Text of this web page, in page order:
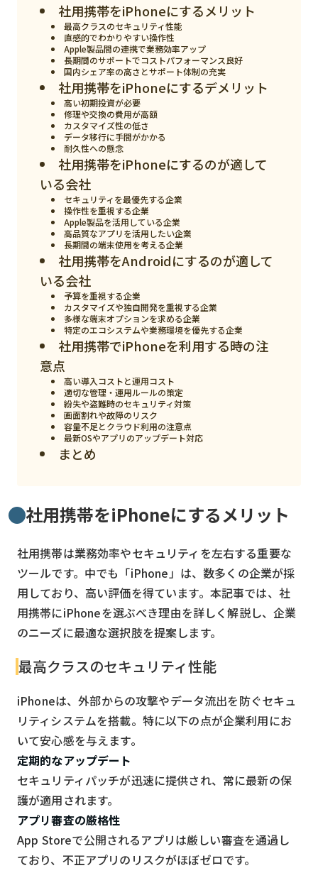
スマート物流
ニュース
デジタルサイネージ
Wi-Fi
おすすめ
リセット
検索する
社用携帯をiPhoneにするメリット
最高クラスのセキュリティ性能
直感的でわかりやすい操作性
Apple製品間の連携で業務効率アップ
長期間のサポートでコストパフォーマンス良好
国内シェア率の高さとサポート体制の充実
社用携帯をiPhoneにするデメリット
高い初期投資が必要
修理や交換の費用が高額
カスタマイズ性の低さ
データ移行に手間がかかる
耐久性への懸念
社用携帯をiPhoneにするのが適して
いる会社
セキュリティを最優先する企業
操作性を重視する企業
Apple製品を活用している企業
高品質なアプリを活用したい企業
長期間の端末使用を考える企業
社用携帯をAndroidにするのが適して
いる会社
予算を重視する企業
カスタマイズや独自開発を重視する企業
多様な端末オプションを求める企業
特定のエコシステムや業務環境を優先する企業
社用携帯でiPhoneを利用する時の注
意点
高い導入コストと運用コスト
適切な管理・運用ルールの策定
紛失や盗難時のセキュリティ対策
画面割れや故障のリスク
容量不足とクラウド利用の注意点
最新OSやアプリのアップデート対応
まとめ
社用携帯をiPhoneにするメリット
社用携帯は業務効率やセキュリティを左右する重要な
ツールです。中でも「iPhone」は、数多くの企業が採
用しており、高い評価を得ています。本記事では、社
用携帯にiPhoneを選ぶべき理由を詳しく解説し、企業
のニーズに最適な選択肢を提案します。
最高クラスのセキュリティ性能
iPhoneは、外部からの攻撃やデータ流出を防ぐセキュ
リティシステムを搭載。特に以下の点が企業利用にお
いて安心感を与えます。
定期的なアップデート
セキュリティパッチが迅速に提供され、常に最新の保
護が適用されます。
アプリ審査の厳格性
App Storeで公開されるアプリは厳しい審査を通過し
ており、不正アプリのリスクがほぼゼロです。